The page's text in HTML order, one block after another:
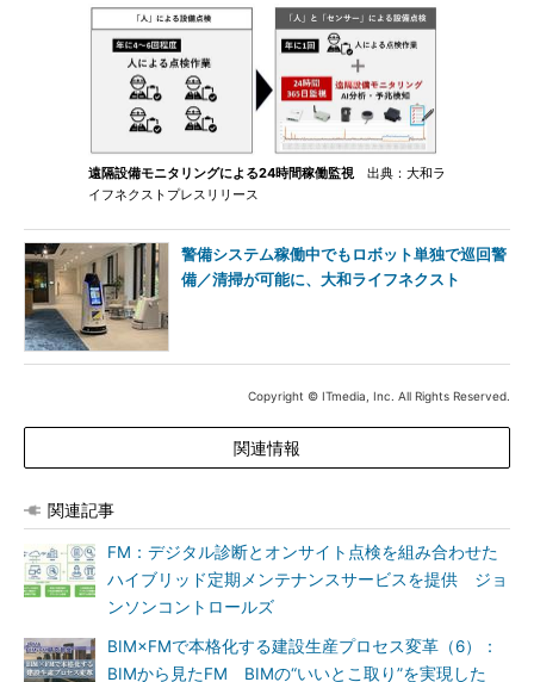
遠隔設備モニタリングによる24時間稼働監視出典：大和ラ
イフネクストプレスリリース
警備システム稼働中でもロボット単独で巡回警
備／清掃が可能に、大和ライフネクスト
Copyright © ITmedia, Inc. All Rights Reserved.
関連情報
関連記事
FM：デジタル診断とオンサイト点検を組み合わせた
ハイブリッド定期メンテナンスサービスを提供 ジョ
ンソンコントロールズ
BIM×FMで本格化する建設生産プロセス変革（6）：
BIMから見たFM BIMの“いいとこ取り”を実現した